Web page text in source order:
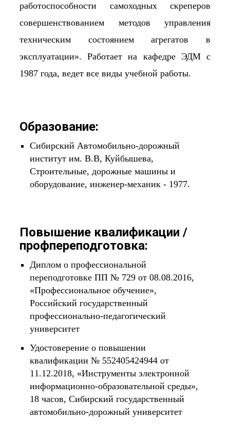
работоспособности самоходных скреперов
совершенствованием методов управления
техническим состоянием агрегатов в
эксплуатации». Работает на кафедре ЭДМ с
1987 года, ведет все виды учебной работы.
Образование:
Сибирский Автомобильно-дорожный
институт им. В.В, Куйбышева,
Строительные, дорожные машины и
оборудование, инженер-механик - 1977.
Повышение квалификации /
профпереподготовка:
Диплом о профессиональной
переподготовке ПП № 729 от 08.08.2016,
«Профессиональное обучение»,
Российский государственный
профессионально-педагогический
университет
Удостоверение о повышении
квалификации № 552405424944 от
11.12.2018, «Инструменты электронной
информационно-образовательной среды»,
18 часов, Сибирский государственный
автомобильно-дорожный университет